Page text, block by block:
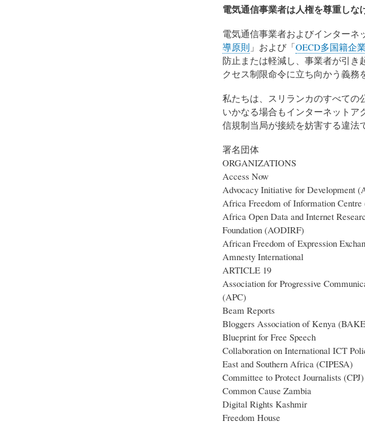
電気通信事業者は人権を尊重しな
電気通信事業者およびインターネ
導原則 」および「OECD多国籍企
防止または軽減し、事業者が引き
クセス制限命令に立ち向かう義務
私たちは、スリランカのすべての
いかなる場合もインターネットア
信規制当局が接続を妨害する違法
署名団体
ORGANIZATIONS
Access Now
Advocacy Initiative for Development
Africa Freedom of Information
Africa Open Data and Internet
Foundation (AODIRF)
African Freedom of Expression
Amnesty International
ARTICLE 19
Association for Progressive
(APC)
Beam Reports
Bloggers Association of Kenya
Blueprint for Free Speech
Collaboration on International ICT
East and Southern Africa (CIPESA)
Committee to Protect Journalists (CPJ)
Common Cause Zambia
Digital Rights Kashmir
Freedom House